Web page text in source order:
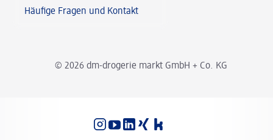
© 2026 dm-drogerie markt GmbH + Co. KG
Häufige Fragen und Kontakt